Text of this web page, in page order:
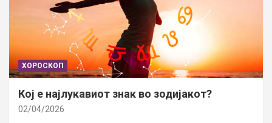
ХОРОСКОП
Кој е најлукавиот знак во зодијакот?
02/04/2026